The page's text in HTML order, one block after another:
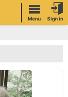
Menu Sign in